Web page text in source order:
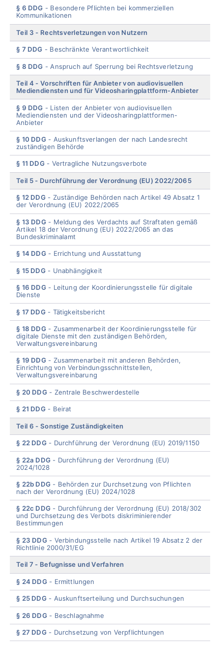
§ 6 DDG
Besondere Pflichten bei kommerziellen
Kommunikationen
Teil 3 Rechtsverletzungen von Nutzern
§ 7 DDG Beschränkte Verantwortlichkeit
§ 8 DDG Anspruch auf Sperrung bei Rechtsverletzung
Teil 4
Vorschriften für Anbieter von audiovisuellen
Mediendiensten und für Videosharingplattform-Anbieter
§ 9 DDG
Listen der Anbieter von audiovisuellen
Mediendiensten und der Videosharingplattformen-
Anbieter
§ 10 DDG
Auskunftsverlangen der nach Landesrecht
zuständigen Behörde
§ 11 DDG Vertragliche Nutzungsverbote
Teil 5 Durchführung der Verordnung (EU) 2022/2065
§ 12 DDG
Zuständige Behörden nach Artikel 49 Absatz 1
der Verordnung (EU) 2022/2065
§ 13 DDG
Meldung des Verdachts auf Straftaten gemäß
Artikel 18 der Verordnung (EU) 2022/2065 an das
Bundeskriminalamt
§ 14 DDG Errichtung und Ausstattung
§ 15 DDG Unabhängigkeit
§ 16 DDG
Leitung der Koordinierungsstelle für digitale
Dienste
§ 17 DDG Tätigkeitsbericht
§ 18 DDG
Zusammenarbeit der Koordinierungsstelle für
digitale Dienste mit den zuständigen Behörden,
Verwaltungsvereinbarung
§ 19 DDG
Zusammenarbeit mit anderen Behörden,
Einrichtung von Verbindungsschnittstellen,
Verwaltungsvereinbarung
§ 20 DDG Zentrale Beschwerdestelle
§ 21 DDG Beirat
Teil 6 Sonstige Zuständigkeiten
§ 22 DDG Durchführung der Verordnung (EU) 2019/1150
§ 22a DDG
Durchführung der Verordnung (EU)
2024/1028
§ 22b DDG
Behörden zur Durchsetzung von Pflichten
nach der Verordnung (EU) 2024/1028
§ 22c DDG
Durchführung der Verordnung (EU) 2018/302
und Durchsetzung des Verbots diskriminierender
Bestimmungen
§ 23 DDG
Verbindungsstelle nach Artikel 19 Absatz 2 der
Richtlinie 2000/31/EG
Teil 7 Befugnisse und Verfahren
§ 24 DDG Ermittlungen
§ 25 DDG Auskunftserteilung und Durchsuchungen
§ 26 DDG Beschlagnahme
§ 27 DDG Durchsetzung von Verpflichtungen